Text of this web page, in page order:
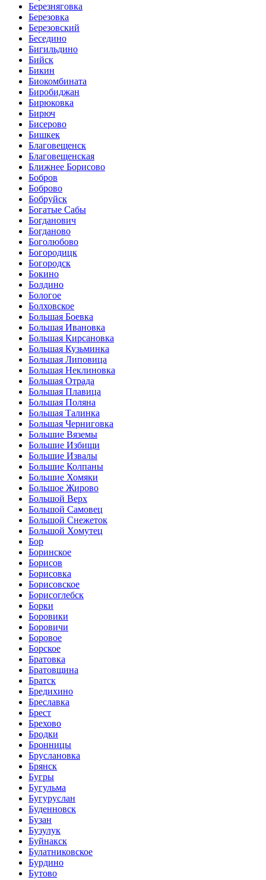
Березняговка
Березовка
Березовский
Беседино
Бигильдино
Бийск
Бикин
Биокомбината
Биробиджан
Бирюковка
Бирюч
Бисерово
Бишкек
Благовещенск
Благовещенская
Ближнее Борисово
Бобров
Боброво
Бобруйск
Богатые Сабы
Богданович
Богданово
Боголюбово
Богородицк
Богородск
Бокино
Болдино
Бологое
Болховское
Большая Боевка
Большая Ивановка
Большая Кирсановка
Большая Кузьминка
Большая Липовица
Большая Неклиновка
Большая Отрада
Большая Плавица
Большая Поляна
Большая Талинка
Большая Черниговка
Большие Вяземы
Большие Избищи
Большие Извалы
Большие Колпаны
Большие Хомяки
Большое Жирово
Большой Верх
Большой Самовец
Большой Снежеток
Большой Хомутец
Бор
Боринское
Борисов
Борисовка
Борисовское
Борисоглебск
Борки
Боровики
Боровичи
Боровое
Борское
Братовка
Братовщина
Братск
Бредихино
Бреславка
Брест
Брехово
Бродки
Бронницы
Бруслановка
Брянск
Бугры
Бугульма
Бугуруслан
Буденновск
Бузан
Бузулук
Буйнакск
Булатниковское
Бурдино
Бутово